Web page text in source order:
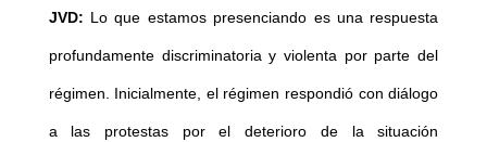
JVD: Lo que estamos presenciando es una respuesta
profundamente discriminatoria y violenta por parte del
régimen. Inicialmente, el régimen respondió con diálogo
a las protestas por el deterioro de la situación